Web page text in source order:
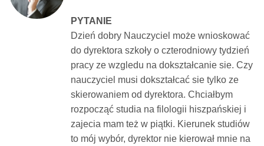
eksperta
Dokumenty
PYTANIE
Dzień dobry Nauczyciel może wnioskować
do dyrektora szkoły o czterodniowy tydzień
pracy ze wzgledu na dokształcanie sie. Czy
nauczyciel musi dokształcać sie tylko ze
skierowaniem od dyrektora. Chciałbym
rozpocząć studia na filologii hiszpańskiej i
zajecia mam też w piątki. Kierunek studiów
to mój wybór, dyrektor nie kierował mnie na